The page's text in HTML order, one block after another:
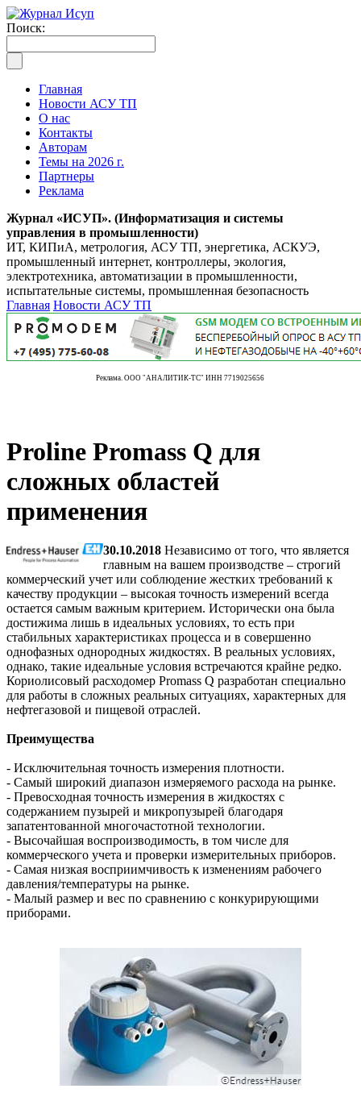
Поиск:
Главная
Новости АСУ ТП
О нас
Контакты
Авторам
Темы на 2026 г.
Партнеры
Реклама
Журнал «ИСУП». (Информатизация и системы
управления в промышленности)
ИТ, КИПиА, метрология, АСУ ТП, энергетика, АСКУЭ,
промышленный интернет, контроллеры, экология,
электротехника, автоматизации в промышленности,
испытательные системы, промышленная безопасность
Главная Новости АСУ ТП
Реклама. ООО "АНАЛИТИК-ТС" ИНН 7719025656
Proline Promass Q для
сложных областей
применения
30.10.2018 Независимо от того, что является
главным на вашем производстве – строгий
коммерческий учет или соблюдение жестких требований к
качеству продукции – высокая точность измерений всегда
остается самым важным критерием. Исторически она была
достижима лишь в идеальных условиях, то есть при
стабильных характеристиках процесса и в совершенно
однофазных однородных жидкостях. В реальных условиях,
однако, такие идеальные условия встречаются крайне редко.
Кориолисовый расходомер Promass Q разработан специально
для работы в сложных реальных ситуациях, характерных для
нефтегазовой и пищевой отраслей.
Преимущества
- Исключительная точность измерения плотности.
- Самый широкий диапазон измеряемого расхода на рынке.
- Превосходная точность измерения в жидкостях с
содержанием пузырей и микропузырей благодаря
запатентованной многочастотной технологии.
- Высочайшая воспроизводимость, в том числе для
коммерческого учета и проверки измерительных приборов.
- Самая низкая восприимчивость к изменениям рабочего
давления/температуры на рынке.
- Малый размер и вес по сравнению с конкурирующими
приборами.